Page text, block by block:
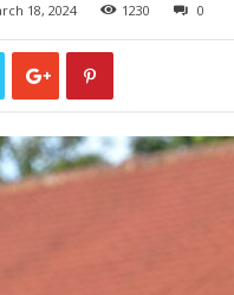
18, 2024 1230 0